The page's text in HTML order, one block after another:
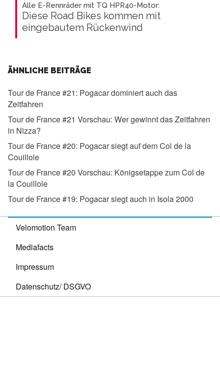
Alle E-Rennräder mit TQ HPR40-Motor:
Diese Road Bikes kommen mit
eingebautem Rückenwind
ÄHNLICHE BEITRÄGE
Tour de France #21: Pogacar dominiert auch das
Zeitfahren
Tour de France #21 Vorschau: Wer gewinnt das Zeitfahren
in Nizza?
Tour de France #20: Pogacar siegt auf dem Col de la
Couillole
Tour de France #20 Vorschau: Königsetappe zum Col de
la Couillole
Tour de France #19: Pogacar siegt auch in Isola 2000
Velomotion Team
Mediafacts
Impressum
Datenschutz/ DSGVO